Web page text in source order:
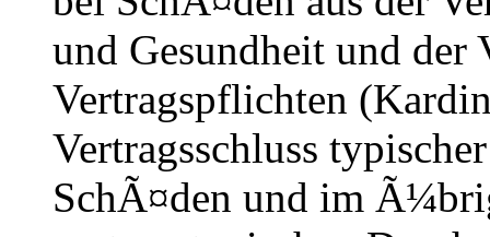
und Gesundheit und der
Vertragspflichten
Vertragsschluss
SchÃ¤den und im